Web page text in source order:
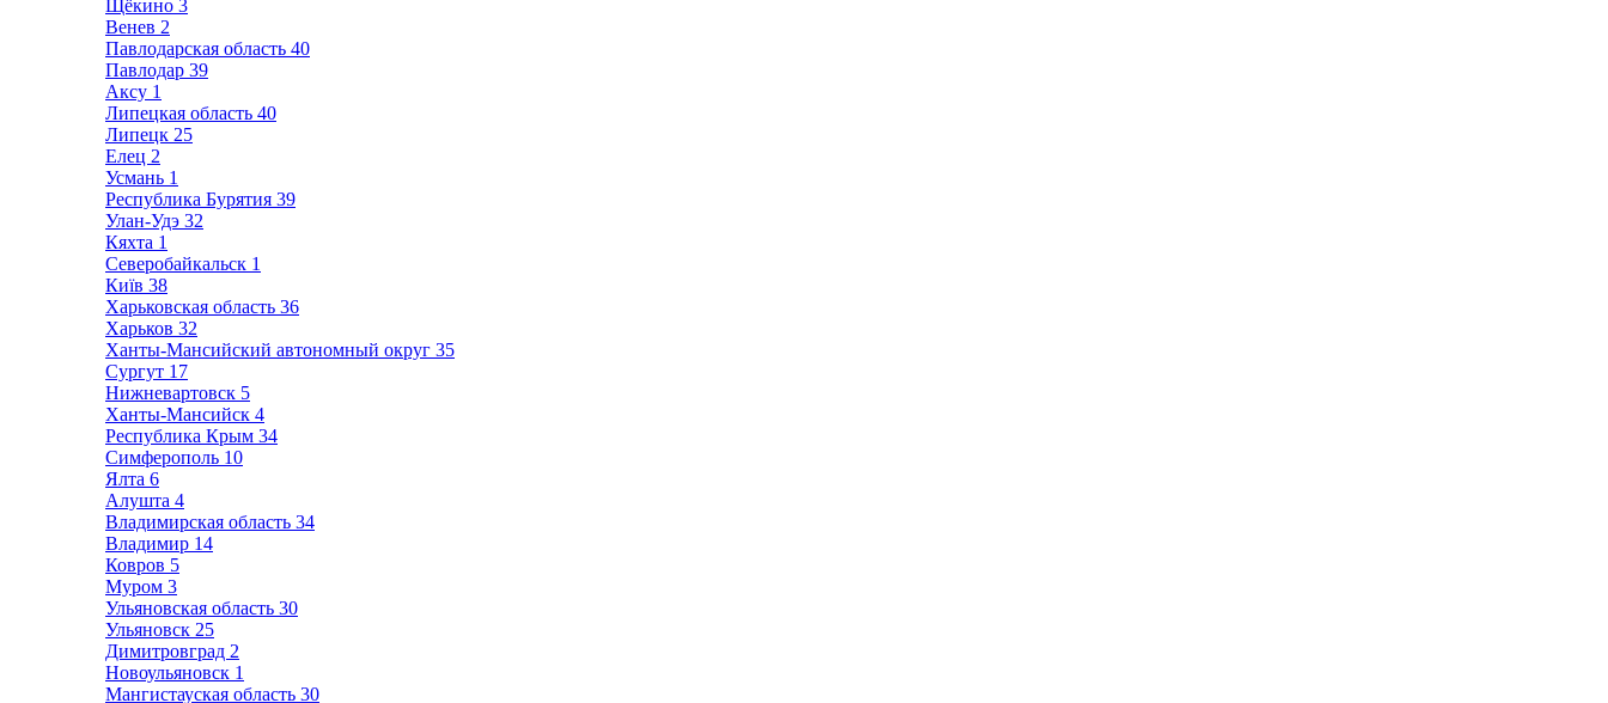
Щёкино 3
Венев 2
Павлодарская область 40
Павлодар 39
Аксу 1
Липецкая область 40
Липецк 25
Елец 2
Усмань 1
Республика Бурятия 39
Улан-Удэ 32
Кяхта 1
Северобайкальск 1
Київ 38
Харьковская область 36
Харьков 32
Ханты-Мансийский автономный округ 35
Сургут 17
Нижневартовск 5
Ханты-Мансийск 4
Республика Крым 34
Симферополь 10
Ялта 6
Алушта 4
Владимирская область 34
Владимир 14
Ковров 5
Муром 3
Ульяновская область 30
Ульяновск 25
Димитровград 2
Новоульяновск 1
Мангистауская область 30